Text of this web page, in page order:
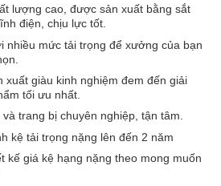
lượng cao, được sản xuất bằng sắt
điện, chịu lực tốt.
nhiều mức tải trọng để xưởng của bạn
xuất giàu kinh nghiệm đem đến giải
tối ưu nhất.
trang bị chuyên nghiệp, tận tâm.
kệ tải trọng nặng lên đến 2 năm
kế giá kệ hạng nặng theo mong muốn